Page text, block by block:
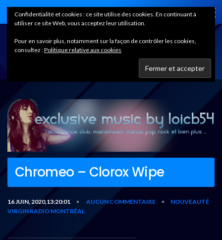
Home
Chromeo – Clorox Wipe
16 JUIN, 2020,13:20:01 • AUCUN COMMENTAIRE •
NOUVEAUTÉ
VIRGIN RADIO MONTRÉAL
Confidentialité et cookies : ce site utilise des cookies. En continuant à
utiliser ce site Web, vous acceptez leur utilisation.
Pour en savoir plus, notamment sur la façon de contrôler les cookies,
consultez :Politique relative aux cookies